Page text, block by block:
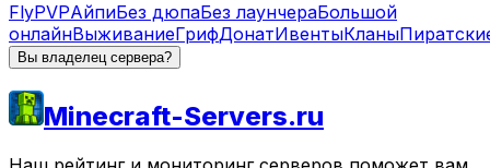
FlyPVPАйпиБез дюпаБез лаунчераБольшой
онлайнВыживаниеГрифДонатИвентыКланы
Вы владелец сервера?
Minecraft-Servers.ru